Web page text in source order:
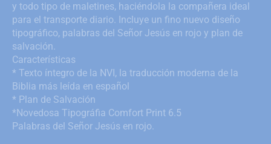
y todo tipo de maletines, haciéndola la compañera ideal
para el transporte diario. Incluye un fino nuevo diseño
tipográfico, palabras del Señor Jesús en rojo y plan de
salvación.
Características
* Texto íntegro de la NVI, la traducción moderna de la
Biblia más leída en español
* Plan de Salvación
*Novedosa Tipográfia Comfort Print 6.5
Palabras del Señor Jesús en rojo.